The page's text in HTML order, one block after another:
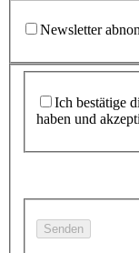
Newsletter
Ich bestätige
haben und